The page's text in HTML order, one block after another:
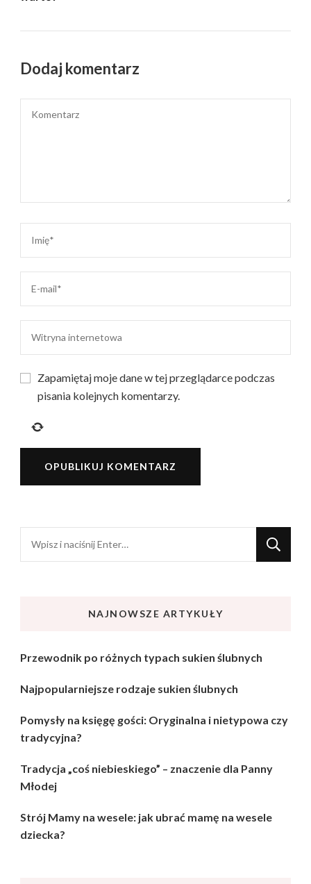
Dodaj komentarz
Zapamiętaj moje dane w tej przeglądarce podczas
pisania kolejnych komentarzy.
czegoś?
NAJNOWSZE ARTYKUŁY
Przewodnik po różnych typach sukien ślubnych
Najpopularniejsze rodzaje sukien ślubnych
Pomysły na księgę gości: Oryginalna i nietypowa czy
tradycyjna?
Tradycja „coś niebieskiego” – znaczenie dla Panny
Młodej
Strój Mamy na wesele: jak ubrać mamę na wesele
dziecka?